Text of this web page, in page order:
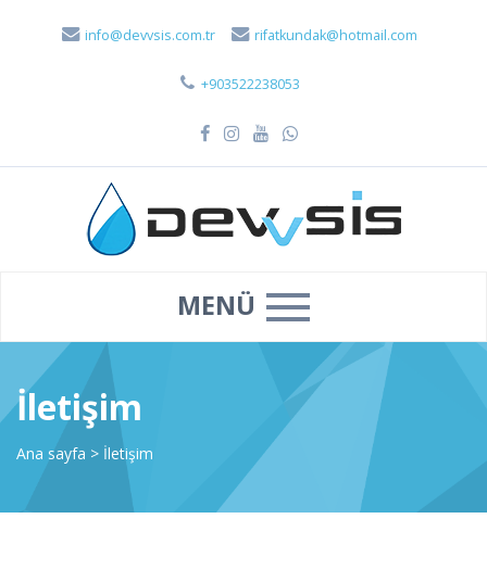
info@devvsis.com.tr rifatkundak@hotmail.com
+903522238053
MENÜ
İletişim
Ana sayfa > İletişim